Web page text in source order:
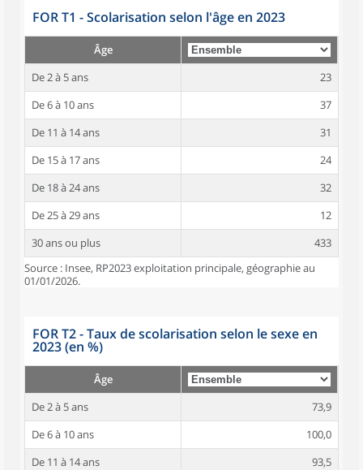
FOR T1 - Scolarisation selon l'âge en 2023
Âge
De 2 à 5 ans
23
De 6 à 10 ans
37
De 11 à 14 ans
31
De 15 à 17 ans
24
De 18 à 24 ans
32
De 25 à 29 ans
12
30 ans ou plus
433
Source : Insee, RP2023 exploitation principale, géographie au
01/01/2026.
FOR T2 - Taux de scolarisation selon le sexe en
2023 (en %)
Âge
De 2 à 5 ans
73,9
De 6 à 10 ans
100,0
De 11 à 14 ans
93,5